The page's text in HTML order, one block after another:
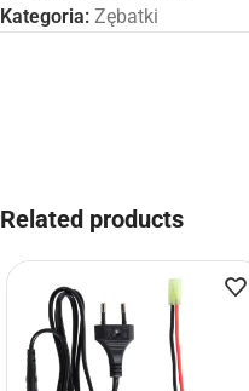
Kategoria: Zębatki
Related products